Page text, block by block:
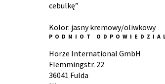
cebulkę”
Kolor: jasny kremowy/oliwkowy
PODMIOT
Horze International GmbH
Flemmingstr. 22
36041 Fulda